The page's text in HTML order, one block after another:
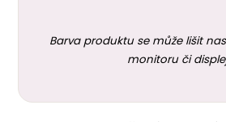
Barva produktu se může lišit
monitoru či